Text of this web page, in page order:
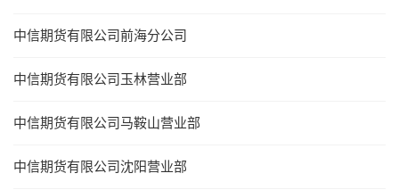
中信期货有限公司前海分公司
中信期货有限公司玉林营业部
中信期货有限公司马鞍山营业部
中信期货有限公司沈阳营业部